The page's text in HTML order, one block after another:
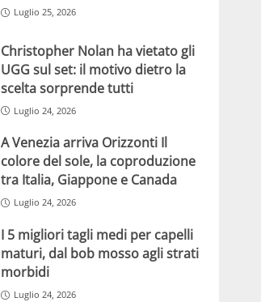
Luglio 25, 2026
Christopher Nolan ha vietato gli
UGG sul set: il motivo dietro la
scelta sorprende tutti
Luglio 24, 2026
A Venezia arriva Orizzonti Il
colore del sole, la coproduzione
tra Italia, Giappone e Canada
Luglio 24, 2026
I 5 migliori tagli medi per capelli
maturi, dal bob mosso agli strati
morbidi
Luglio 24, 2026